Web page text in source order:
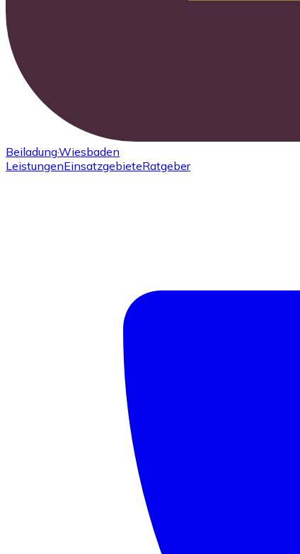
Beiladung·Wiesbaden
LeistungenEinsatzgebieteRatgeber